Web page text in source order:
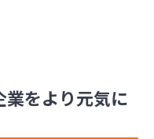
業をより元気に